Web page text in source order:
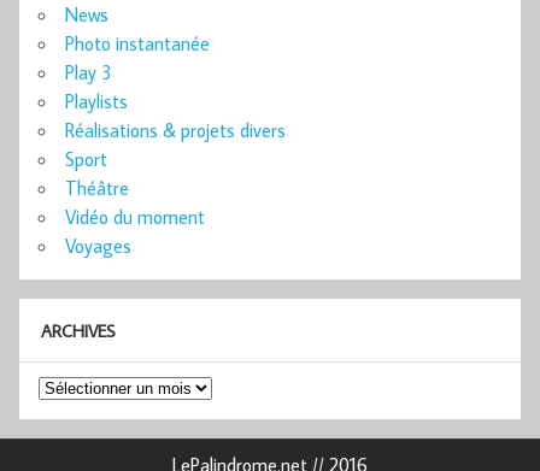
News
Photo instantanée
Play 3
Playlists
Réalisations & projets divers
Sport
Théâtre
Vidéo du moment
Voyages
ARCHIVES
Archives
LePalindrome.net // 2016